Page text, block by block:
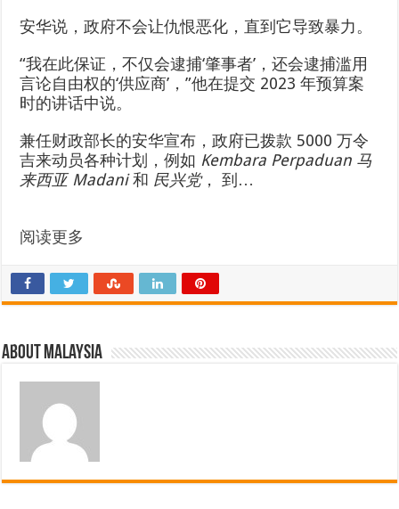
安华说，政府不会让仇恨恶化，直到它导致暴力。
“我在此保证，不仅会逮捕‘肇事者’，还会逮捕滥用
言论自由权的‘供应商’，”他在提交 2023 年预算案
时的讲话中说。
兼任财政部长的安华宣布，政府已拨款 5000 万令
吉来动员各种计划，例如 Kembara Perpaduan 马
来西亚 Madani和 民兴党， 到…
阅读更多
About Malaysia